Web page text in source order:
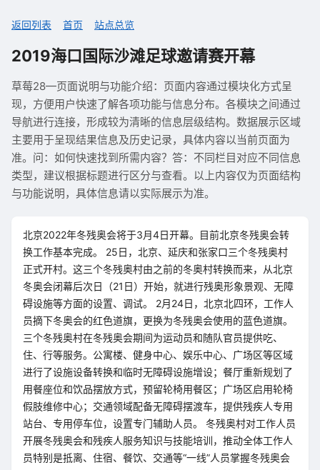
返回列表 首页 站点总览
2019海口国际沙滩足球邀请赛开幕
草莓28—页面说明与功能介绍：页面内容通过模块化方式呈
现，方便用户快速了解各项功能与信息分布。各模块之间通过
导航进行连接，形成较为清晰的信息层级结构。数据展示区域
主要用于呈现结果信息及历史记录，具体内容以当前页面为
准。问：如何快速找到所需内容？答：不同栏目对应不同信息
类型，建议根据标题进行区分与查看。以上内容仅为页面结构
与功能说明，具体信息请以实际展示为准。
北京2022年冬残奥会将于3月4日开幕。目前北京冬残奥会转
换工作基本完成。 25日，北京、延庆和张家口三个冬残奥村
正式开村。这三个冬残奥村由之前的冬奥村转换而来，从北京
冬奥会闭幕后次日（21日）开始，就进行残奥形象景观、无障
碍设施等方面的设置、调试。 2月24日，北京北四环，工作人
员摘下冬奥会的红色道旗，更换为冬残奥会使用的蓝色道旗。
三个冬残奥村在冬残奥会期间为运动员和随队官员提供吃、
住、行等服务。公寓楼、健身中心、娱乐中心、广场区等区域
进行了设施设备转换和临时无障碍设施增设；餐厅重新规划了
用餐座位和饮品摆放方式，预留轮椅用餐区；广场区启用轮椅
假肢维修中心；交通领域配备无障碍摆渡车，提供残疾人专用
站台、专用停车位，设置专门辅助人员。 冬残奥村对工作人员
开展冬残奥会和残疾人服务知识与技能培训，推动全体工作人
员特别是抵离、住宿、餐饮、交通等“一线”人员掌握冬残奥会